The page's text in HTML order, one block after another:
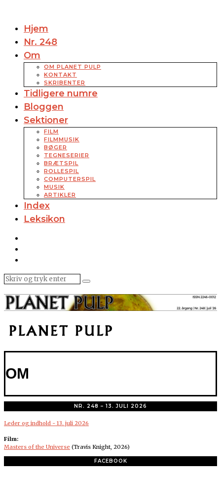
Hjem
Nr. 248
Om
OM PLANET PULP
KONTAKT
SKRIBENTER
Tidligere numre
Bloggen
Sektioner
FILM
FILMMUSIK
BØGER
TEGNESERIER
BRÆTSPIL
ROLLESPIL
COMPUTERSPIL
MUSIK
ARTIKLER
Index
Leksikon
OM
NR. 248 – 13. JULI 2026
Leder og indhold - 13. juli 2026
Film:
Masters of the Universe (Travis Knight, 2026)
FACEBOOK